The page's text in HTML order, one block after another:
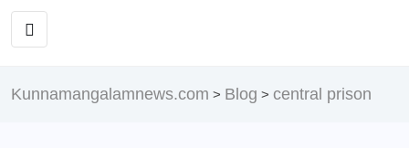
Kunnamangalamnews.com > Blog > central prison